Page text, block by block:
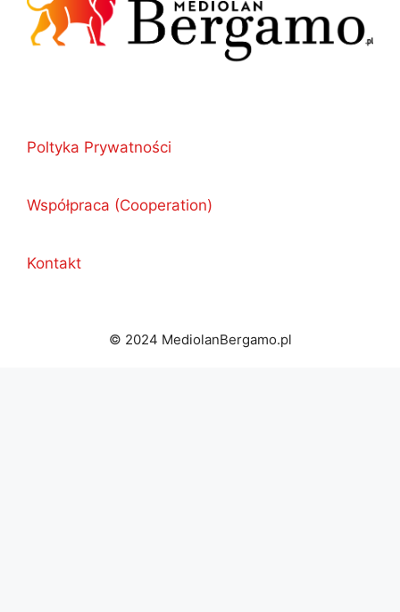
Poltyka Prywatności
Współpraca (Cooperation)
Kontakt
© 2024 MediolanBergamo.pl